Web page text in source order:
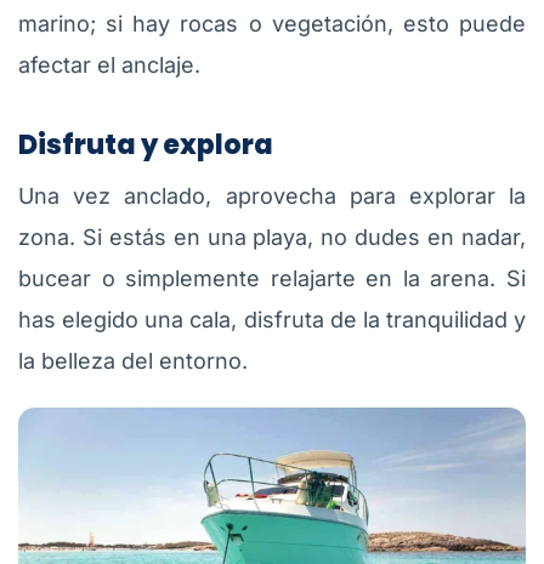
marino; si hay rocas o vegetación, esto puede
afectar el anclaje.
Disfruta y explora
Una vez anclado, aprovecha para explorar la
zona. Si estás en una playa, no dudes en nadar,
bucear o simplemente relajarte en la arena. Si
has elegido una cala, disfruta de la tranquilidad y
la belleza del entorno.